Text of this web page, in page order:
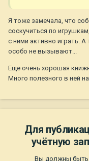
Я тоже замечала, что
соскучиться по
с ними активно играть. А
особо не вызывают...
Еще очень хорошая
Много полезного в ней
Для
учётную
Вы должны быть